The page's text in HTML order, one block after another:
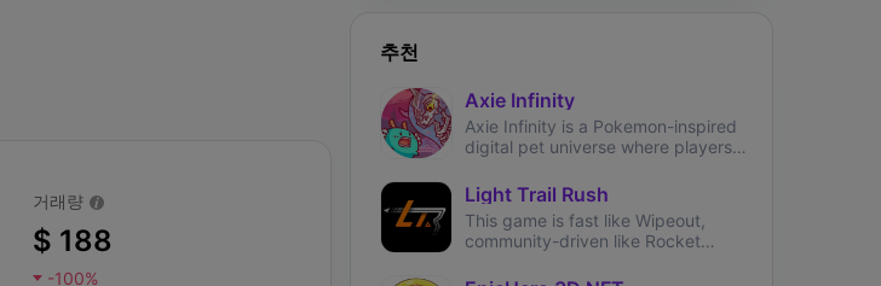
거래량
$ 188
-100%
추천
Axie Infinity
Axie Infinity is a Pokemon-inspired
digital pet universe where players
fantasy creatures called Axies.
Light Trail Rush
This game is fast like Wipeout,
community-driven like Rocket
tracks like TrackMania.